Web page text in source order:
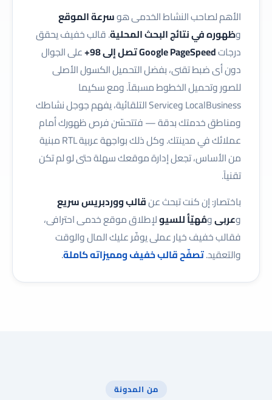
الأهم لصاحب النشاط الخدمى هوسرعة الموقع
وظهوره في نتائج البحث المحلية. قالب خفيف يحقق
درجاتGoogle PageSpeed تصل إلى 98+
على الجوال
دون أى ضبط تقنى، بفضل التحميل الكسول الأصلى
للصور وتحميل الخطوط مسبقاً. ومع سكيما
LocalBusiness وService التلقائية، يفهم جوجل نشاطك
ومناطق خدمتك بدقة — فتتحسّن فرص ظهورك أمام
عملائك في مدينتك. وكل ذلك بواجهة عربية RTL مبنية
من الأساس، تجعل إدارة موقعك سهلة حتى لو لم تكن
تقنياً.
باختصار: إن كنت تبحث عنقالب ووردبريس سريع
وعربىومُهيّأ للسيولإطلاق موقع خدمى احترافى،
فقالب خفيف خيار عملى يوفّر عليك المال والوقت
والتعقيد.تصفّح قالب خفيف ومميزاته كاملة.
من المدونة